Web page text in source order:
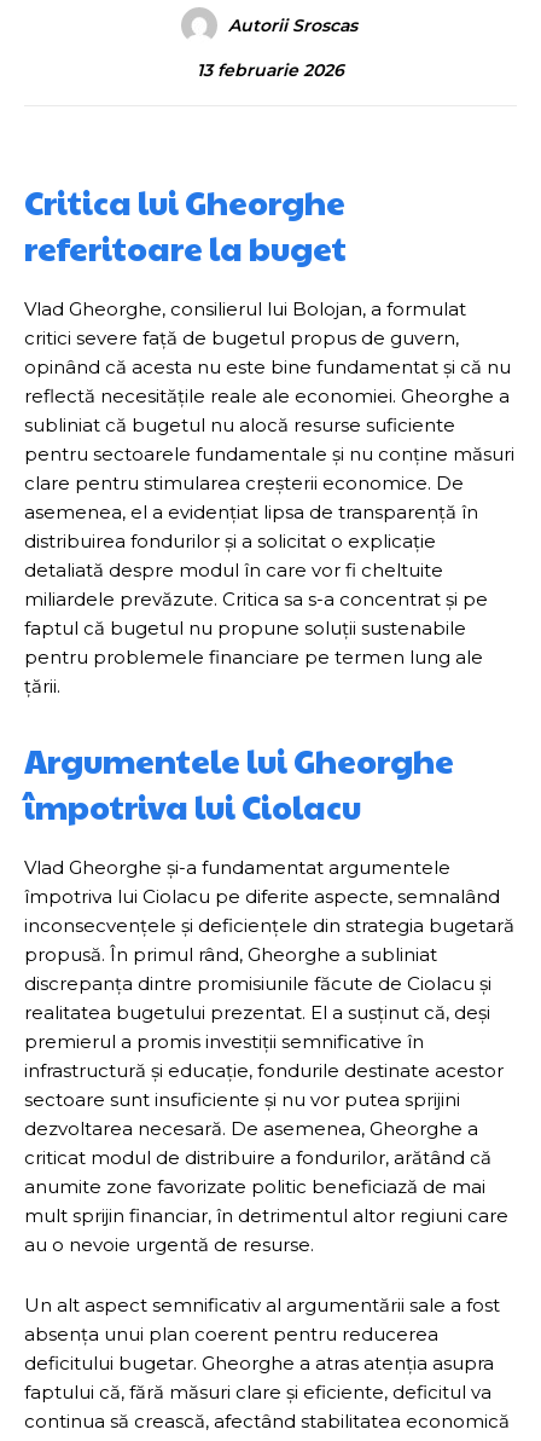
Autorii Sroscas
13 februarie 2026
Critica lui Gheorghe
referitoare la buget
Vlad Gheorghe, consilierul lui Bolojan, a formulat
critici severe față de bugetul propus de guvern,
opinând că acesta nu este bine fundamentat și că nu
reflectă necesitățile reale ale economiei. Gheorghe a
subliniat că bugetul nu alocă resurse suficiente
pentru sectoarele fundamentale și nu conține măsuri
clare pentru stimularea creșterii economice. De
asemenea, el a evidențiat lipsa de transparență în
distribuirea fondurilor și a solicitat o explicație
detaliată despre modul în care vor fi cheltuite
miliardele prevăzute. Critica sa s-a concentrat și pe
faptul că bugetul nu propune soluții sustenabile
pentru problemele financiare pe termen lung ale
țării.
Argumentele lui Gheorghe
împotriva lui Ciolacu
Vlad Gheorghe și-a fundamentat argumentele
împotriva lui Ciolacu pe diferite aspecte, semnalând
inconsecvențele și deficiențele din strategia bugetară
propusă. În primul rând, Gheorghe a subliniat
discrepanța dintre promisiunile făcute de Ciolacu și
realitatea bugetului prezentat. El a susținut că, deși
premierul a promis investiții semnificative în
infrastructură și educație, fondurile destinate acestor
sectoare sunt insuficiente și nu vor putea sprijini
dezvoltarea necesară. De asemenea, Gheorghe a
criticat modul de distribuire a fondurilor, arătând că
anumite zone favorizate politic beneficiază de mai
mult sprijin financiar, în detrimentul altor regiuni care
au o nevoie urgentă de resurse.
Un alt aspect semnificativ al argumentării sale a fost
absența unui plan coerent pentru reducerea
deficitului bugetar. Gheorghe a atras atenția asupra
faptului că, fără măsuri clare și eficiente, deficitul va
continua să crească, afectând stabilitatea economică